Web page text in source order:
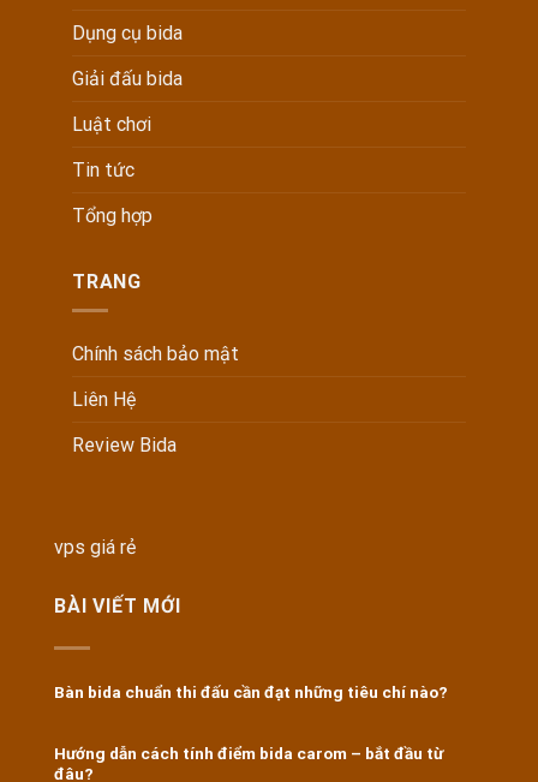
Dụng cụ bida
Giải đấu bida
Luật chơi
Tin tức
Tổng hợp
TRANG
Chính sách bảo mật
Liên Hệ
Review Bida
vps giá rẻ
BÀI VIẾT MỚI
Bàn bida chuẩn thi đấu cần đạt những tiêu chí nào?
Hướng dẫn cách tính điểm bida carom – bắt đầu từ
đâu?